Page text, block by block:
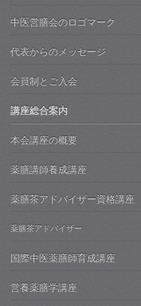
中医営膳会のロゴマーク
代表からのメッセージ
会員制とご入会
講座総合案内
本会講座の概要
薬膳講師養成講座
薬膳茶アドバイザー資格講座
薬膳茶アドバイザー
国際中医薬膳師育成講座
営養薬膳学講座